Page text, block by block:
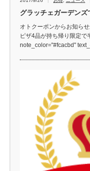
グラッチェガーデン
オトクーポンからお知ら
ピザ4品が持ち帰り限定で
note_color="#fcacbd"